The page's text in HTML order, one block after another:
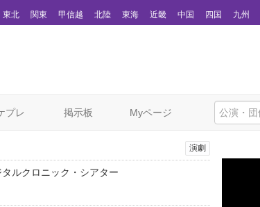
東北 関東 甲信越 北陸 東海 近畿 中国 四国 九州
プレ 掲示板 Myページ
演劇
ルクロニック・シアター